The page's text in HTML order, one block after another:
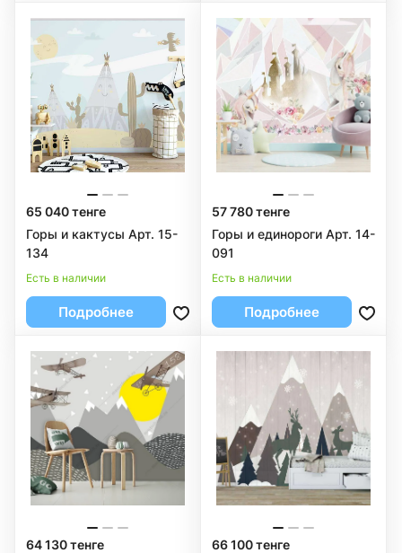
65 040 тенге
Горы и кактусы Арт. 15-
134
Есть в наличии
Подробнее
57 780 тенге
Горы и единороги Арт. 14-
091
Есть в наличии
Подробнее
64 130 тенге
66 100 тенге